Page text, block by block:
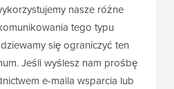
nasze różne
tego typu
się ograniczyć ten
Jeśli wyślesz nam prośbę
e-maila wsparcia lub